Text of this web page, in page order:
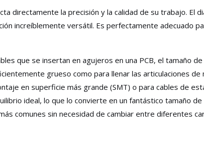
directamente la precisión y la calidad de su trabajo. El
increíblemente versátil. Es perfectamente adecuado
que se insertan en agujeros en una PCB, el tamaño de
grueso como para llenar las articulaciones
en superficie más grande (SMT) o para cables de
ideal, lo que lo convierte en un fantástico tamaño
comunes sin necesidad de cambiar entre diferentes